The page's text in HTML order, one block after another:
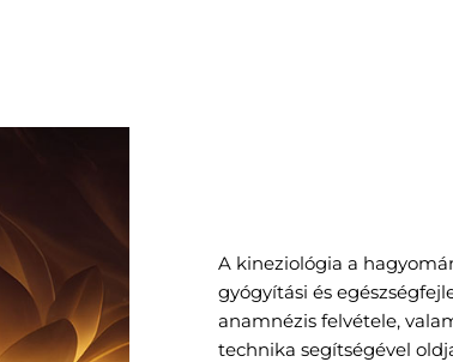
A kineziológia a
gyógyítási és
anamnézis felvétele,
technika segítségével